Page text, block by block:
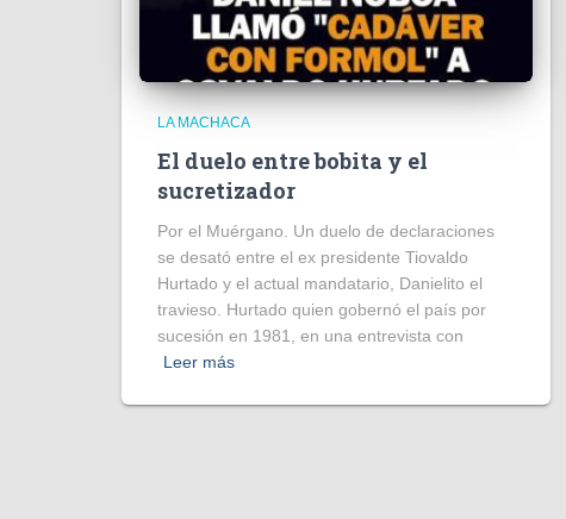
LA MACHACA
El duelo entre bobita y el
sucretizador
Por el Muérgano. Un duelo de declaraciones
se desató entre el ex presidente Tiovaldo
Hurtado y el actual mandatario, Danielito el
travieso. Hurtado quien gobernó el país por
sucesión en 1981, en una entrevista con
Leer más